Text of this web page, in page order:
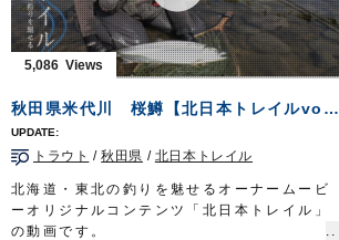
http://www.owner.co.jp
5,086
秋田県米代川 桜鱒【北日本トレイルvol.1】
トラウト /秋田県 / 北日本トレイル
北海道・東北の釣りを魅せるオーナームービ
ーオリジナルコンテンツ「北日本トレイル」
の動画です。